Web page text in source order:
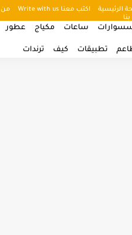
الرئيسية اكتب معنا Write with us من
ساعات مكياج عطور
تطبيقات كيف ترندات